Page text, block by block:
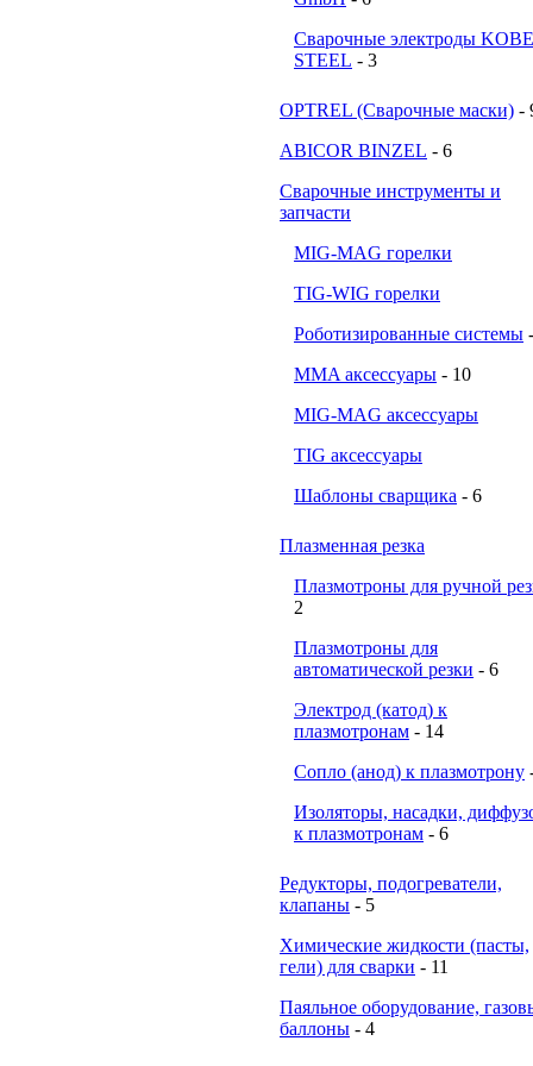
Сварочные электроды KOBE
STEEL - 3
OPTREL (Сварочные маски) -
ABICOR BINZEL - 6
Сварочные инструменты и
запчасти
MIG-MAG горелки
TIG-WIG горелки
Роботизированные системы
MMA аксессуары - 10
MIG-MAG аксессуары
TIG аксессуары
Шаблоны сварщика - 6
Плазменная резка
Плазмотроны для ручной
2
Плазмотроны для
автоматической резки - 6
Электрод (катод) к
плазмотронам - 14
Сопло (анод) к плазмотрону
Изоляторы, насадки,
к плазмотронам - 6
Редукторы, подогреватели,
клапаны - 5
Химические жидкости (пасты,
гели) для сварки - 11
Паяльное оборудование,
баллоны - 4